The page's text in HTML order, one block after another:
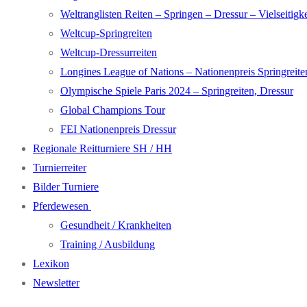
Weltranglisten Reiten – Springen – Dressur –
Weltcup-Springreiten
Weltcup-Dressurreiten
Longines League of Nations – Nationenpreis
Olympische Spiele Paris 2024 – Springreiten, Dressur
Global Champions Tour
FEI Nationenpreis Dressur
Regionale Reitturniere SH / HH
Turnierreiter
Bilder Turniere
Pferdewesen
Gesundheit / Krankheiten
Training / Ausbildung
Lexikon
Newsletter